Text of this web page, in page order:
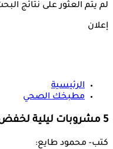
لم يتم العثور على نتائج
إعلان
الرئيسية
مطبخك الصحي
5 مشروبات ليلية لخفض ضغط الدم المُرتفع سريعًا
كتب- محمود طايع: